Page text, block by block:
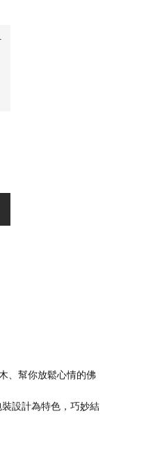
、幫你放鬆心情的佛
設計為特色，巧妙結